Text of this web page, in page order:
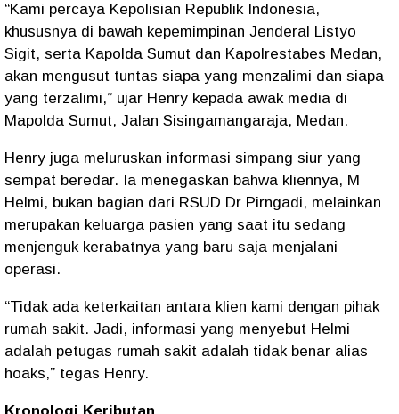
“Kami percaya Kepolisian Republik Indonesia,
khususnya di bawah kepemimpinan Jenderal Listyo
Sigit, serta Kapolda Sumut dan Kapolrestabes Medan,
akan mengusut tuntas siapa yang menzalimi dan siapa
yang terzalimi,” ujar Henry kepada awak media di
Mapolda Sumut, Jalan Sisingamangaraja, Medan.
Henry juga meluruskan informasi simpang siur yang
sempat beredar. Ia menegaskan bahwa kliennya, M
Helmi, bukan bagian dari RSUD Dr Pirngadi, melainkan
merupakan keluarga pasien yang saat itu sedang
menjenguk kerabatnya yang baru saja menjalani
operasi.
“Tidak ada keterkaitan antara klien kami dengan pihak
rumah sakit. Jadi, informasi yang menyebut Helmi
adalah petugas rumah sakit adalah tidak benar alias
hoaks,” tegas Henry.